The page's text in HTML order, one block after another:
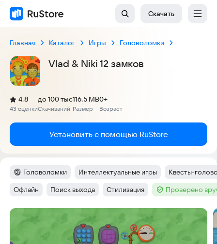
Скачать
Главная Каталог Игры Головоломки
Vlad & Niki 12 замков
Рейтинг:
4,8
(
43 оценки
)
Скачиваний
до 100 тыс
Размер
116.5 MB
Возраст
0+
Установить с помощью RuStore
Категория:
Головоломки Тег:
Интеллектуальные игры Тег:
Квесты-
Тег:
Офлайн Тег:
Поиск выхода Тег:
Стилизация Тег :Проверено
Скриншоты